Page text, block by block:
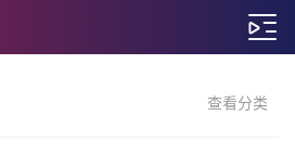
查看分类